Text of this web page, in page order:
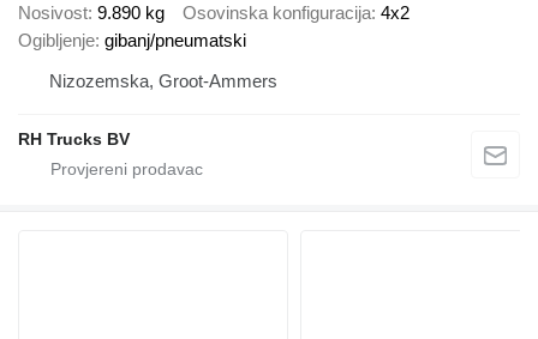
Nosivost 9.890 kg Osovinska konfiguracija 4x2
Ogibljenje gibanj/pneumatski
Nizozemska, Groot-Ammers
RH Trucks BV